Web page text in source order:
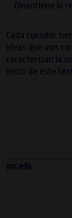
(mantiene la
Cada curador
ideas que van
caracterizan la
inicio de este
uoc.edu